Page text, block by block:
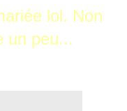
lol. Non
un peu...